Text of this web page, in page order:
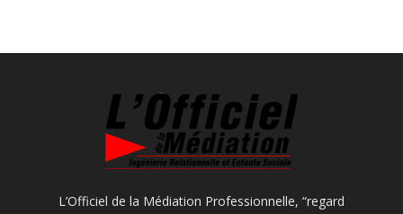
L’Officiel de la Médiation Professionnelle, “regard